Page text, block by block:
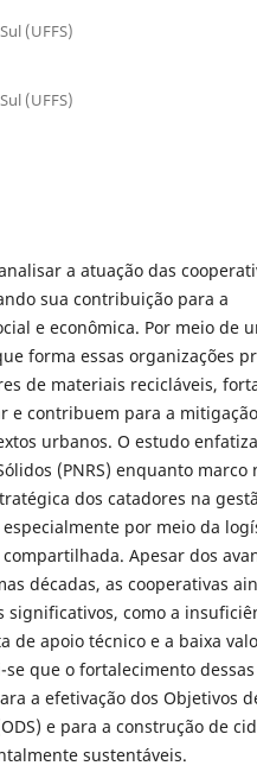
(UFFS)
(UFFS)
a atuação das
sua contribuição para a
e econômica. Por meio de
forma essas organizações
de materiais recicláveis,
e contribuem para a
urbanos. O estudo
(PNRS) enquanto marco
dos catadores na
por meio da
Apesar dos
décadas, as cooperativas
como a
apoio técnico e a baixa
que o fortalecimento dessas
a efetivação dos Objetivos
e para a construção de
sustentáveis.